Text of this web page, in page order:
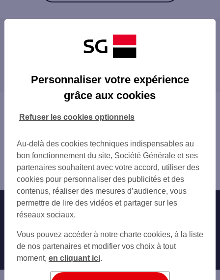
Les distributeurs/automates à proximité
RAON L'ETAPE 6 RUE PASTEUR
C.CIAL ST DIE STE MARGUERITE
LUNEVILLE 36 RUE GAMBETTA
ST DIE DES VOSGES 1 PL SAINT MARTIN
ST DIE STE MARGUERITE
proximité
SAINT-DIÉ-DES-VOSGES
Vous êtes ici : Accueil
Trouver une agence bancaire
Meurthe-et-Moselle
Baccarat
Distributeur/automate BACCARAT 25 RUE ADRIEN
MICHAUT
Nos engagements Nous contacter
Autres sites SG
Professionnels
Entreprises
Personnaliser votre expérience
grâce aux cookies
Au-delà des cookies techniques indispensables au
bon fonctionnement du site, Société Générale et ses
partenaires souhaitent avec votre accord, utiliser des
cookies pour personnaliser des publicités et des
contenus, réaliser des mesures d’audience, vous
permettre de lire des vidéos et partager sur les
réseaux sociaux.
Vous pouvez accéder à notre charte cookies, à la liste
de nos partenaires et modifier vos choix à tout
moment, en cliquant ici.
Refuser les cookies optionnels